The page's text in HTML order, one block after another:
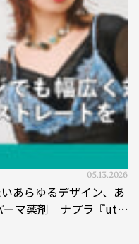
05.13.2026
あらゆるデザイン、あ
ーマ薬剤 ナプラ『ut-